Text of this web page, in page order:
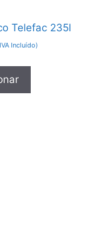
Telefac 235l
Incluído)